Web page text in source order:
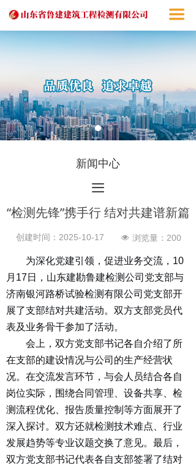
끀
新闻中心
끀
“检测先锋”携手行 结对共建谱新篇
为深化党建引领，促进业务交流， 10
月 17 日，山东建勘鲁建检测公司党支部与
济南银河路桥试验检测有限公司党支部开
展了支部结对共建活动。双方支部党员代
表及业务骨干参加了活动。
会上，双方党支部书记各自介绍了所
在支部的建设情况与公司的生产经营状
况。在交流发言环节，与会人员结合各自
岗位实际，围绕合同管理、设备共享、检
测流程优化、报告质量控制等方面展开了
深入探讨。双方还就检测技术难点、行业
发展趋势等专业议题交换了意见。最后，
双方党支部书记代表各自支部签署了结对
创建时间： 2025-10-17 넶 浏览量： 200